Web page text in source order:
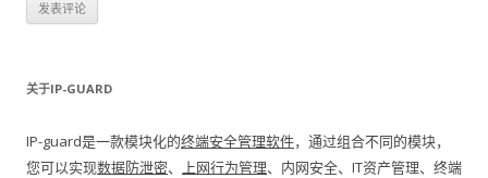
关于IP-GUARD
IP-guard是一款模块化的终端安全管理软件，通过组合不同的模块，
您可以实现数据防泄密、 上网行为管理、内网安全、IT资产管理、终端